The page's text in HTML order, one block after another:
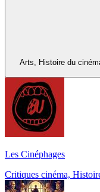
Arts, Histoire du
Les Cinéphages
Critiques cinéma,